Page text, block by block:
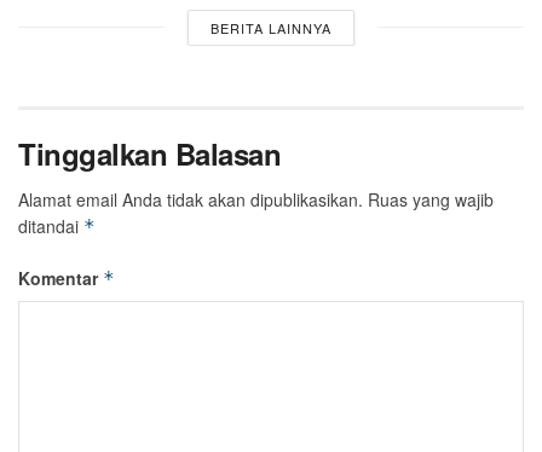
BERITA LAINNYA
Tinggalkan Balasan
Alamat email Anda tidak akan dipublikasikan. Ruas yang wajib
ditandai *
Komentar *